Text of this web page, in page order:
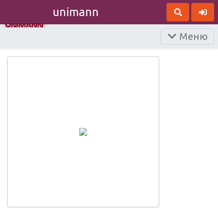
unimann
Меню